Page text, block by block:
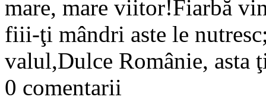
mare, mare viitor!Fiarbă
fiii-ţi mândri aste le
valul,Dulce Românie, asta
0 comentarii